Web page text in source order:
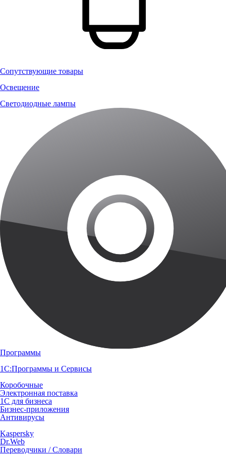
Сопутствующие товары
Освещение
Светодиодные лампы
Программы
1С:Программы и Сервисы
Коробочные
Электронная поставка
1С для бизнеса
Бизнес-приложения
Антивирусы
Kaspersky
Dr.Web
Переводчики / Словари